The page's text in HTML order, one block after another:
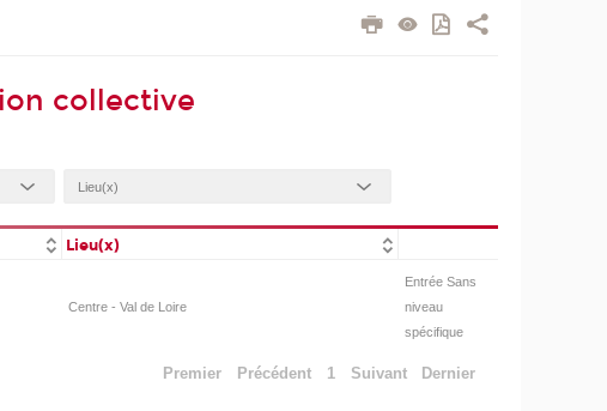
collective
Lieu(x)
Centre - Val de Loire
Entrée Sans
niveau
spécifique
Premier Précédent 1 Suivant Dernier